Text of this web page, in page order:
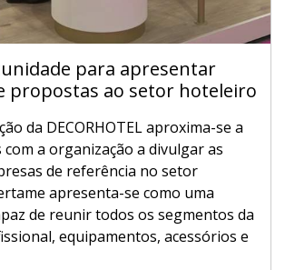
para apresentar
propostas ao setor hoteleiro
da DECORHOTEL aproxima-se a
a organização a divulgar as
de referência no setor
apresenta-se como uma
de reunir todos os segmentos da
equipamentos, acessórios e